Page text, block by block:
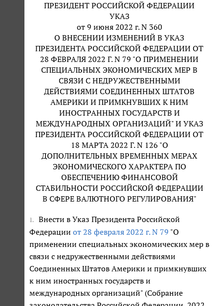
ПРЕЗИДЕНТ РОССИЙСКОЙ ФЕДЕРАЦИИ
УКАЗ
от 9 июня 2022 г. N 360
О ВНЕСЕНИИ ИЗМЕНЕНИЙ В УКАЗ
ПРЕЗИДЕНТА РОССИЙСКОЙ ФЕДЕРАЦИИ ОТ
28 ФЕВРАЛЯ 2022 Г. N 79 "О ПРИМЕНЕНИИ
СПЕЦИАЛЬНЫХ ЭКОНОМИЧЕСКИХ МЕР В
СВЯЗИ С НЕДРУЖЕСТВЕННЫМИ
ДЕЙСТВИЯМИ СОЕДИНЕННЫХ ШТАТОВ
АМЕРИКИ И ПРИМКНУВШИХ К НИМ
ИНОСТРАННЫХ ГОСУДАРСТВ И
МЕЖДУНАРОДНЫХ ОРГАНИЗАЦИЙ" И УКАЗ
ПРЕЗИДЕНТА РОССИЙСКОЙ ФЕДЕРАЦИИ ОТ
18 МАРТА 2022 Г. N 126 "О
ДОПОЛНИТЕЛЬНЫХ ВРЕМЕННЫХ МЕРАХ
ЭКОНОМИЧЕСКОГО ХАРАКТЕРА ПО
ОБЕСПЕЧЕНИЮ ФИНАНСОВОЙ
СТАБИЛЬНОСТИ РОССИЙСКОЙ ФЕДЕРАЦИИ
В СФЕРЕ ВАЛЮТНОГО РЕГУЛИРОВАНИЯ"
1.
Внести в Указ Президента Российской
Федерации от 28 февраля 2022 г. N 79 "О
применении специальных экономических мер в
связи с недружественными действиями
Соединенных Штатов Америки и примкнувших
к ним иностранных государств и
международных организаций" (Собрание